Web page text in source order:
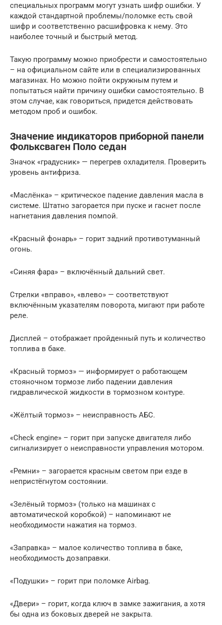
специальных программ могут узнать шифр ошибки. У
каждой стандартной проблемы/поломке есть свой
шифр и соответственно расшифровка к нему. Это
наиболее точный и быстрый метод.
Такую программу можно приобрести и самостоятельно
– на официальном сайте или в специализированных
магазинах. Но можно пойти окружным путем и
попытаться найти причину ошибки самостоятельно. В
этом случае, как говориться, придется действовать
методом проб и ошибок.
Значение индикаторов приборной панели
Фольксваген Поло седан
Значок «градусник» — перегрев охладителя. Проверить
уровень антифриза.
«Маслёнка» – критическое падение давления масла в
системе. Штатно загорается при пуске и гаснет после
нагнетания давления помпой.
«Красный фонарь» – горит задний противотуманный
огонь.
«Синяя фара» – включённый дальний свет.
Стрелки «вправо», «влево» — соответствуют
включённым указателям поворота, мигают при работе
реле.
Дисплей – отображает пройденный путь и количество
топлива в баке.
«Красный тормоз» — информирует о работающем
стояночном тормозе либо падении давления
гидравлической жидкости в тормозном контуре.
«Жёлтый тормоз» – неисправность АБС.
«Check engine» – горит при запуске двигателя либо
сигнализирует о неисправности управления мотором.
«Ремни» – загорается красным светом при езде в
непристёгнутом состоянии.
«Зелёный тормоз» (только на машинах с
автоматической коробкой) – напоминают не
необходимости нажатия на тормоз.
«Заправка» – малое количество топлива в баке,
необходимость дозаправки.
«Подушки» – горит при поломке Airbag.
«Двери» – горит, когда ключ в замке зажигания, а хотя
бы одна из боковых дверей не закрыта.